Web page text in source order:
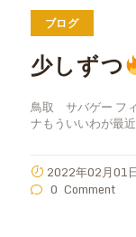
ブログ
少しずつ
鳥取 サバゲー フ
ナもういいわが最
2022年02月01
0 Comment